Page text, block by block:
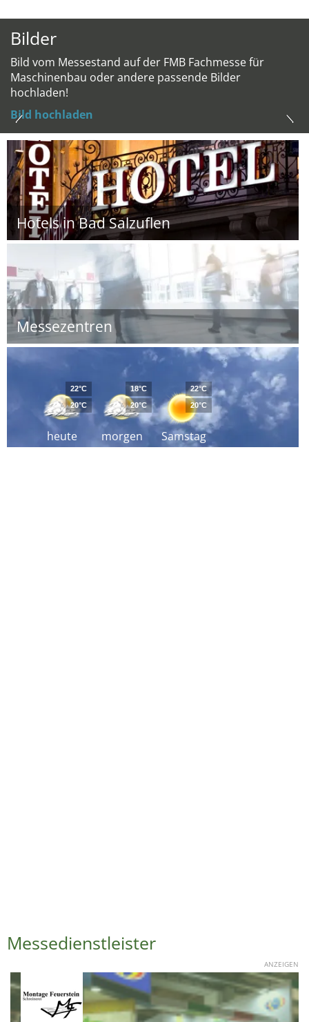
Bilder
Bild vom Messestand auf der FMB Fachmesse für
Maschinenbau oder andere passende Bilder
hochladen!
Bild hochladen
Hotels in Bad Salzuflen
Messezentren
heute
22°C
20°C
morgen
18°C
20°C
Samstag
22°C
20°C
Messedienstleister
ANZEIGEN